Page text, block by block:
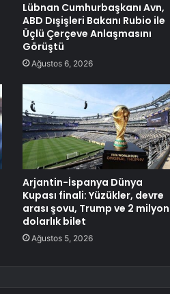
Lübnan Cumhurbaşkanı Avn,
ABD Dışişleri Bakanı Rubio ile
Üçlü Çerçeve Anlaşmasını
Görüştü
Ağustos 6, 2026
Arjantin-İspanya Dünya
Kupası finali: Yüzükler, devre
arası şovu, Trump ve 2 milyon
dolarlık bilet
Ağustos 5, 2026